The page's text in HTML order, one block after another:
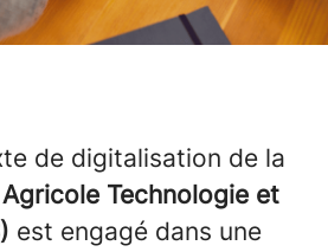
de digitalisation de la
Technologie et
est engagé dans une